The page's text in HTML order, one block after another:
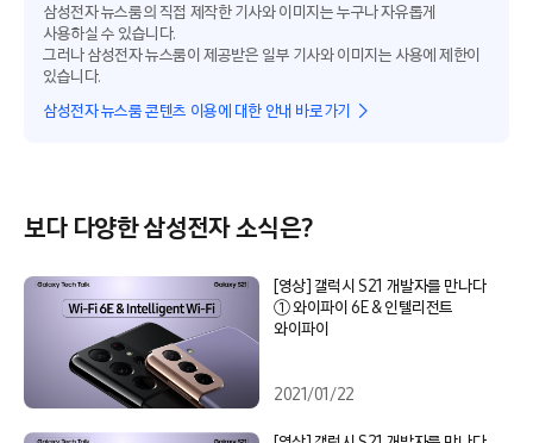
삼성전자 뉴스룸의 직접 제작한 기사와 이미지는 누구나 자유롭게
사용하실 수 있습니다.
그러나 삼성전자 뉴스룸이 제공받은 일부 기사와 이미지는 사용에 제한이
있습니다.
삼성전자 뉴스룸 콘텐츠 이용에 대한 안내 바로가기
보다 다양한 삼성전자 소식은?
[영상] 갤럭시 S21 개발자를 만나다
① 와이파이 6E & 인텔리전트
와이파이
2021/01/22